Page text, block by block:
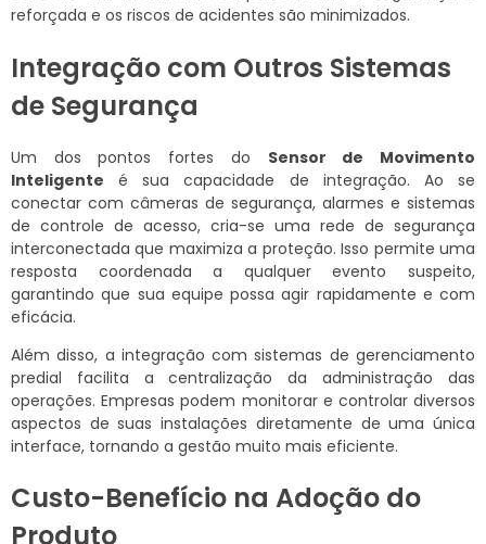
reforçada e os riscos de acidentes são minimizados.
Integração com Outros Sistemas
de Segurança
Um dos pontos fortes do Sensor de Movimento
Inteligente é sua capacidade de integração. Ao se
conectar com câmeras de segurança, alarmes e sistemas
de controle de acesso, cria-se uma rede de segurança
interconectada que maximiza a proteção. Isso permite uma
resposta coordenada a qualquer evento suspeito,
garantindo que sua equipe possa agir rapidamente e com
eficácia.
Além disso, a integração com sistemas de gerenciamento
predial facilita a centralização da administração das
operações. Empresas podem monitorar e controlar diversos
aspectos de suas instalações diretamente de uma única
interface, tornando a gestão muito mais eficiente.
Custo-Benefício na Adoção do
Produto